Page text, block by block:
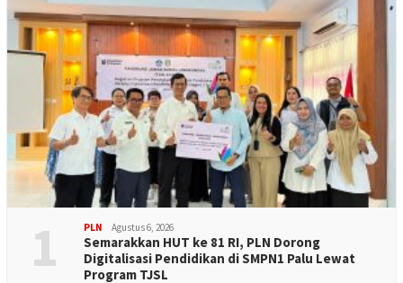
1 PLN Agustus 6, 2026
Semarakkan HUT ke 81 RI, PLN Dorong
Digitalisasi Pendidikan di SMPN1 Palu Lewat
Program TJSL